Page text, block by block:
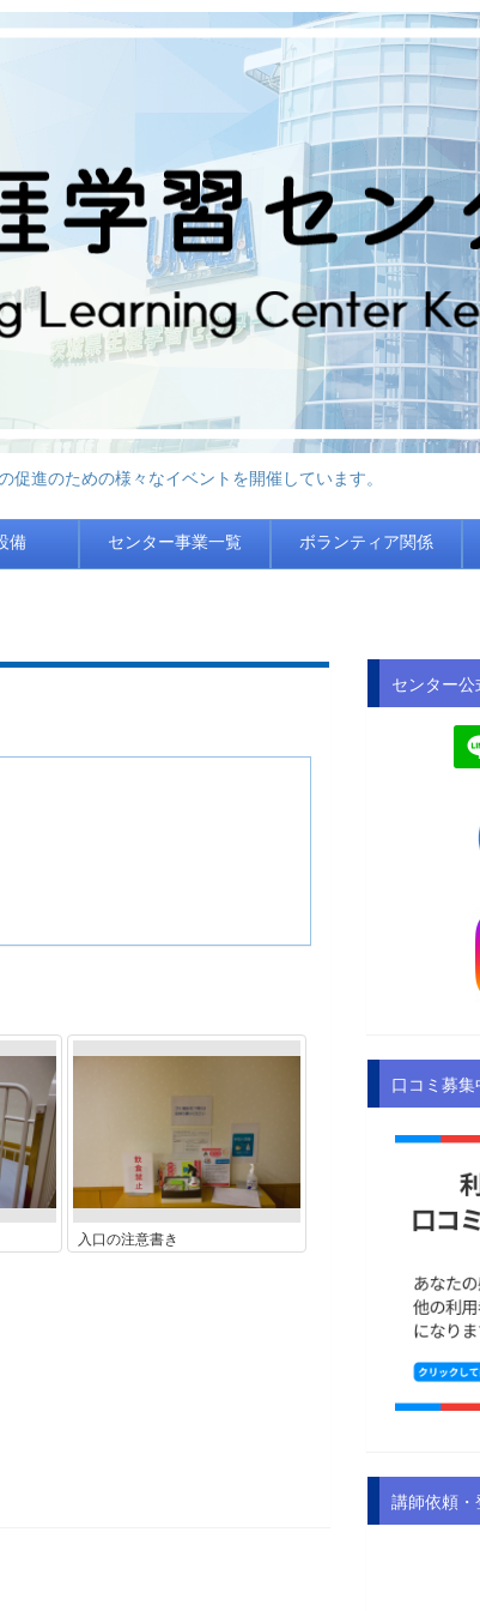
進のための様々なイベントを開催しています。
備 センター事業一覧 ボランティア関係
入口の注意書き
センター公
口コミ募集
講師依頼・